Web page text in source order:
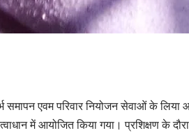
एवम परिवार नियोजन सेवाओं के लिया
में आयोजित किया गया। प्रशिक्षण के